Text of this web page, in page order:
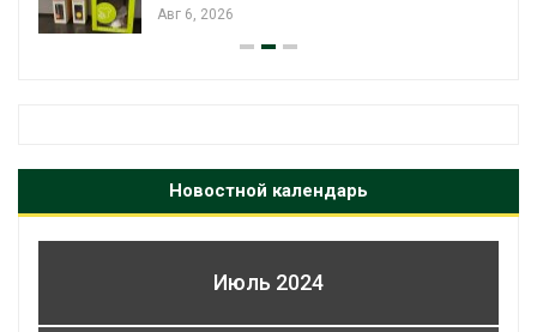
Авг 6, 2026
Новостной календарь
Июль 2024